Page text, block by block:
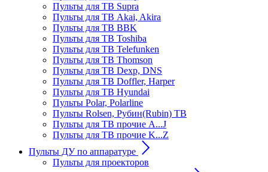
Пульты для ТВ Supra
Пульты для ТВ Akai, Akira
Пульты для ТВ BBK
Пульты для ТВ Toshiba
Пульты для ТВ Telefunken
Пульты для ТВ Thomson
Пульты для ТВ Dexp, DNS
Пульты для ТВ Doffler, Harper
Пульты для ТВ Hyundai
Пульты Polar, Polarline
Пульты Rolsen, Рубин(Rubin) ТВ
Пульты для ТВ прочие A...J
Пульты для ТВ прочие K...Z
Пульты ДУ по аппаратуре
Пульты для проекторов